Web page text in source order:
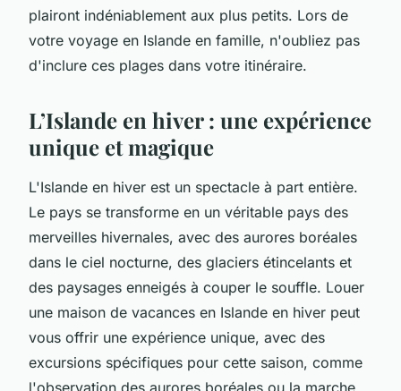
plairont indéniablement aux plus petits. Lors de
votre voyage en Islande en famille, n'oubliez pas
d'inclure ces plages dans votre itinéraire.
L’Islande en hiver : une expérience
unique et magique
L'Islande en hiver est un spectacle à part entière.
Le pays se transforme en un véritable pays des
merveilles hivernales, avec des aurores boréales
dans le ciel nocturne, des glaciers étincelants et
des paysages enneigés à couper le souffle. Louer
une maison de vacances en Islande en hiver peut
vous offrir une expérience unique, avec des
excursions spécifiques pour cette saison, comme
l'observation des aurores boréales ou la marche